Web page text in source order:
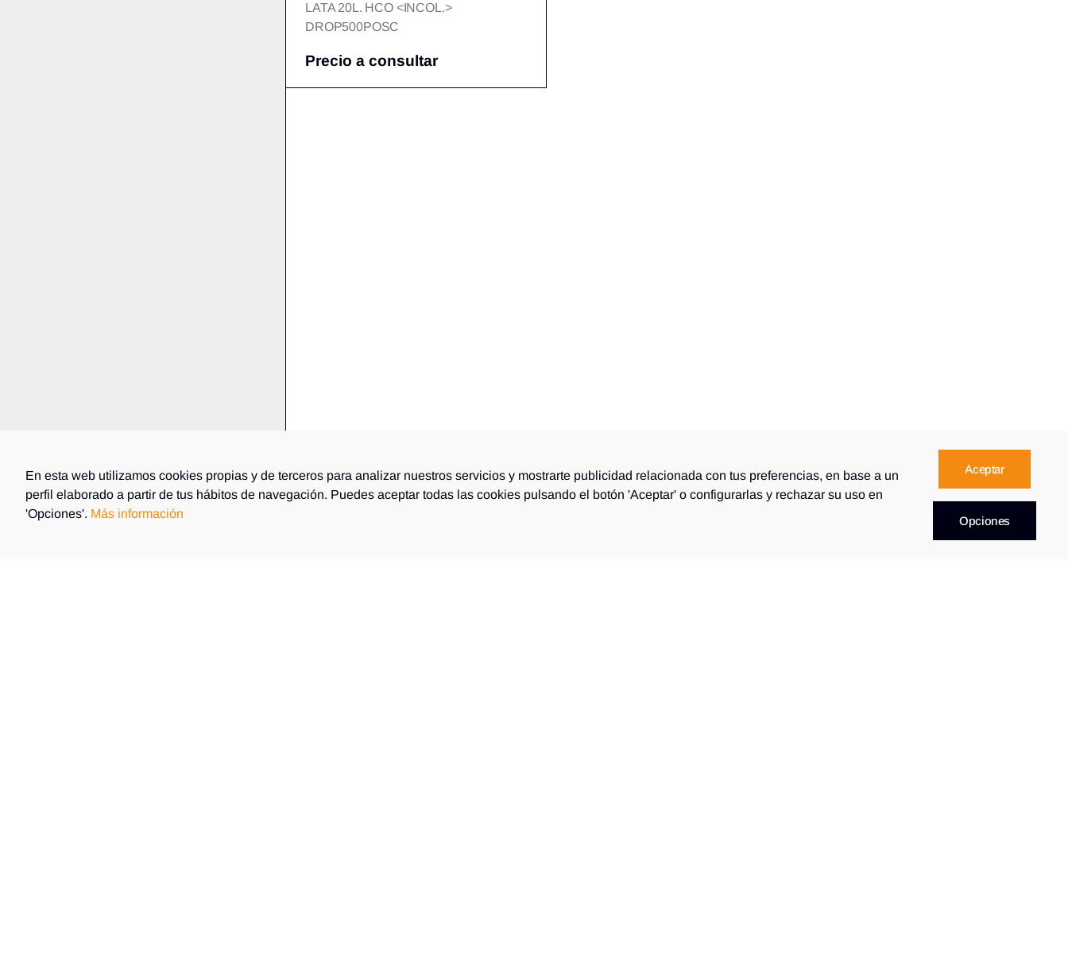
LATA 20L. HCO <INCOL.>
DROP500POSC
Precio a consultar
En esta web utilizamos cookies propias y de terceros para analizar nuestros servicios y mostrarte publicidad relacionada con tus preferencias, en base a un
perfil elaborado a partir de tus hábitos de navegación. Puedes aceptar todas las cookies pulsando el botón 'Aceptar' o configurarlas y rechazar su uso en
'Opciones'. Más información
Aceptar
Opciones